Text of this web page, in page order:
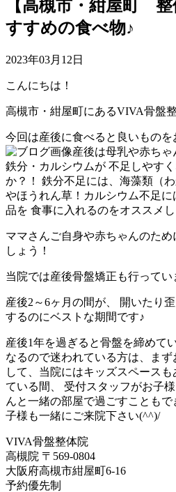
【高槻市・紺屋町
すすめの食べ物♪
2023年03月12日
こんにちは！
高槻市・紺屋町にあるVIVA骨盤整
今回は産後に食べると良いものを
産後は母乳や赤ち
鉄分・カルシウムが 不足しやす
か？！ 鉄分不足には、海藻類（
やほうれん草！カルシウム不足
品を 食事に入れるのをオススメし
ママさんご自身や赤ちゃんのた
しょう！
当院では産後骨盤矯正も行ってい
産後2～6ヶ月の間が、 開いたり
するのにベストな期間です♪
産後1年を過ぎると骨盤を締めて
なるので迷われている方は、ま
して、当院にはキッズスペース
ている間、 受付スタッフがお子
んと一緒の部屋で過ごすことも
子様も一緒にご来院下さい(^^)/
VIVA骨盤整体院
高槻院 〒569-0804
大阪府高槻市紺屋町6-16
予約優先制